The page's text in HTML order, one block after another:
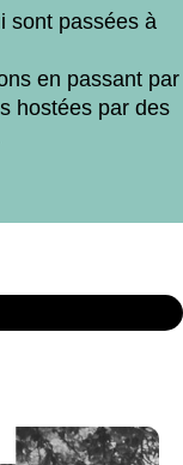
sont passées à
en passant par
hostées par des
Page